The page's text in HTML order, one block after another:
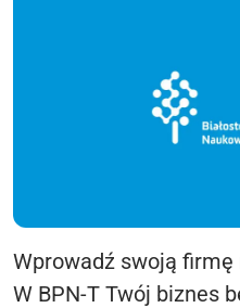
Wprowadź swoją
W BPN-T Twój biznes